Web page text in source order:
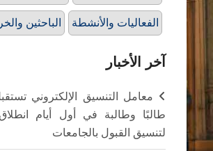
الباحثين الفعاليات والأنشطة
آخر الأخبار
طالبًا وطالبة في أول أيام
لتنسيق القبول بالجامعات